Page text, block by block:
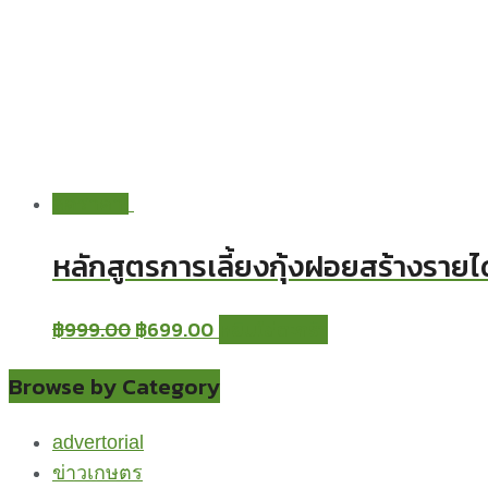
หลักสูตรการเลี้ยงกุ้งฝอยสร้างราย
฿999.00฿699.00
Browse by Category
advertorial
ข่าวเกษตร